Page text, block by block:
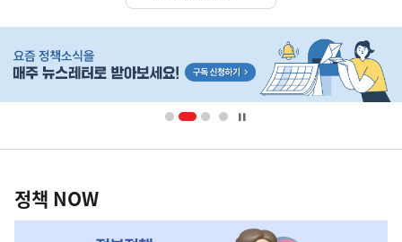
단
영
책
NOW,
정책 NOW